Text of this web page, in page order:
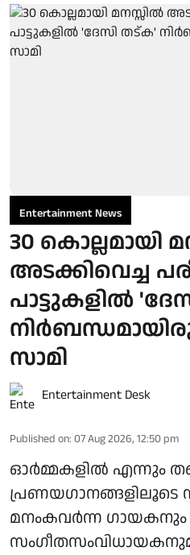
Entertainment News
30 കൊല്ലമായി
അടക്കിവെച്ച
പാട്ടുകളിൽ
സാമി
Entertainment Desk
Published on: 07 Aug 2026, 12:50 pm
ഓർമ്മകളിൽ എന്നും
പ്രണയഗാനങ്ങളിലൂടെ
മനംകവർന്ന ഗായകനും